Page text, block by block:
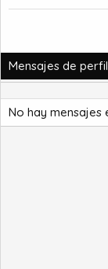
Mensajes de perfil
No hay mensajes